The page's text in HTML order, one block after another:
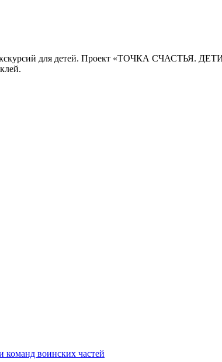
для детей. Проект «ТОЧКА СЧАСТЬЯ.
команд воинских частей